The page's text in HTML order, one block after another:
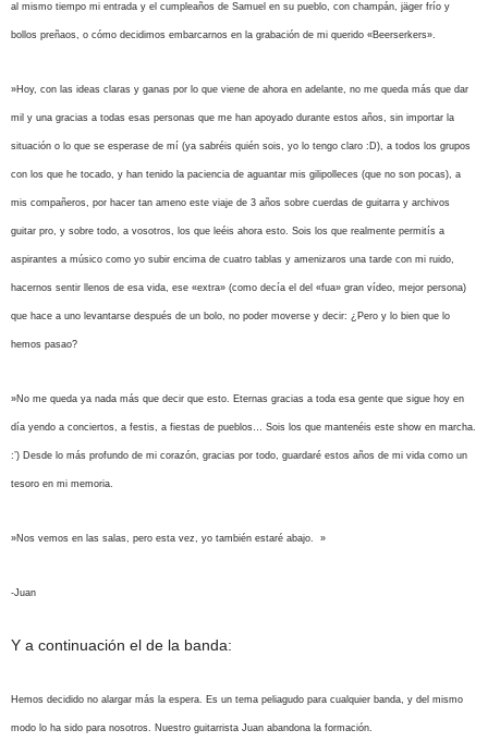
al mismo tiempo mi entrada y el cumpleaños de Samuel en su pueblo, con champán, jäger frío y
bollos preñaos, o cómo decidimos embarcarnos en la grabación de mi querido «Beerserkers».
»Hoy, con las ideas claras y ganas por lo que viene de ahora en adelante, no me queda más que dar
mil y una gracias a todas esas personas que me han apoyado durante estos años, sin importar la
situación o lo que se esperase de mí (ya sabréis quién sois, yo lo tengo claro :D), a todos los grupos
con los que he tocado, y han tenido la paciencia de aguantar mis gilipolleces (que no son pocas), a
mis compañeros, por hacer tan ameno este viaje de 3 años sobre cuerdas de guitarra y archivos
guitar pro, y sobre todo, a vosotros, los que leéis ahora esto. Sois los que realmente permitís a
aspirantes a músico como yo subir encima de cuatro tablas y amenizaros una tarde con mi ruido,
hacernos sentir llenos de esa vida, ese «extra» (como decía el del «fua» gran vídeo, mejor persona)
que hace a uno levantarse después de un bolo, no poder moverse y decir: ¿Pero y lo bien que lo
hemos pasao?
»No me queda ya nada más que decir que esto. Eternas gracias a toda esa gente que sigue hoy en
día yendo a conciertos, a festis, a fiestas de pueblos… Sois los que mantenéis este show en marcha.
:’) Desde lo más profundo de mi corazón, gracias por todo, guardaré estos años de mi vida como un
tesoro en mi memoria.
»Nos vemos en las salas, pero esta vez, yo también estaré abajo. »
-Juan
Y a continuación el de la banda:
Hemos decidido no alargar más la espera. Es un tema peliagudo para cualquier banda, y del mismo
modo lo ha sido para nosotros. Nuestro guitarrista Juan abandona la formación.